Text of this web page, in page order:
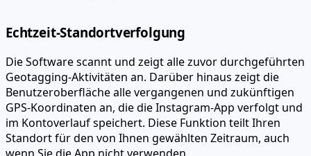
Echtzeit-Standortverfolgung
Die Software scannt und zeigt alle zuvor durchgeführten
Geotagging-Aktivitäten an. Darüber hinaus zeigt die
Benutzeroberfläche alle vergangenen und zukünftigen
GPS-Koordinaten an, die die Instagram-App verfolgt und
im Kontoverlauf speichert. Diese Funktion teilt Ihren
Standort für den von Ihnen gewählten Zeitraum, auch